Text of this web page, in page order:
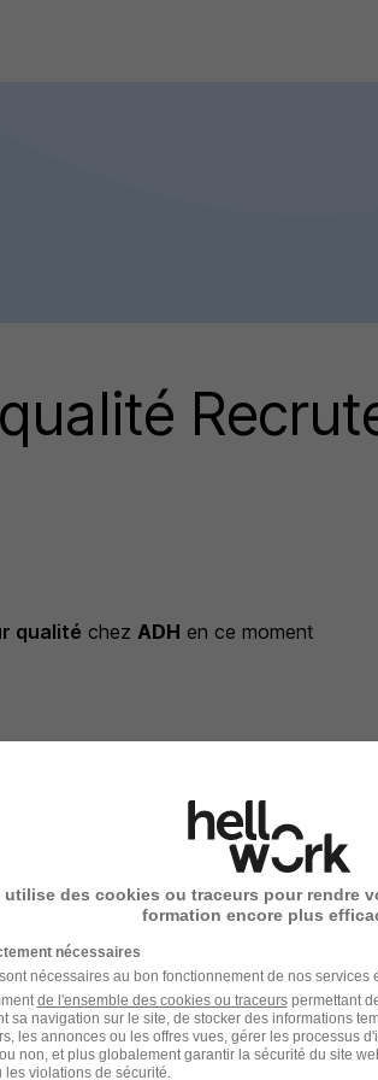
qualité chez ADH en ce moment
Entreprise Ingénieur qualité
le domaine Qualité
utilise des cookies ou traceurs pour rendre
formation encore plus
nécessaires
nécessaires au bon fonctionnement de nos services
de l'ensemble des cookies ou traceurspermettant
sa navigation sur le site, de stocker des informations
les annonces ou les offres vues, gérer les processus
non, et plus globalement garantir la sécurité du site
les violations de sécurité.